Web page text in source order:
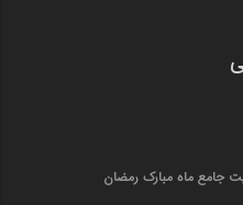
جامع ماه مبارک رمضان